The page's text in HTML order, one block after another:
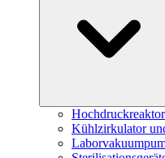
Hochdruckreaktor
Kühlzirkulator